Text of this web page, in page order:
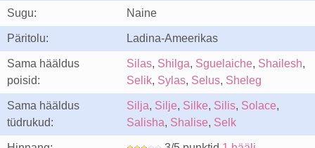
Sugu: Naine
Päritolu: Ladina-Ameerikas
Sama hääldus
poisid:
Silas, Shilga, Sguelaiche, Shailesh,
Selik, Sylas, Selus, Sheleg
Sama hääldus
tüdrukud:
Silja, Silje, Silke, Silis, Solace,
Salisha, Shalise, Selk